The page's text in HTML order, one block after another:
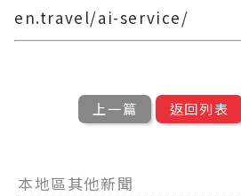
en.travel/ai-service/
上一篇 返回列表
本地區其他新聞